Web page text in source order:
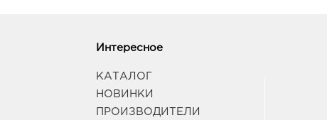
Интересное
КАТАЛОГ
НОВИНКИ
ПРОИЗВОДИТЕЛИ